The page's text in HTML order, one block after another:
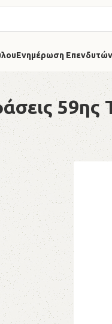
Ενημέρωση Επενδυτών
59ης